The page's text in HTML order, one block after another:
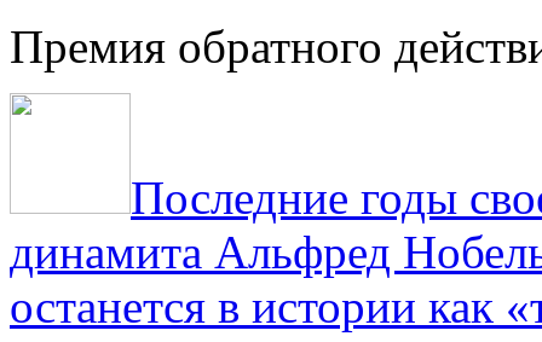
Премия обратного
Последние годы
динамита Альфред
останется в истории как